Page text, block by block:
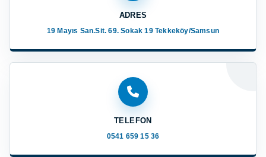
ADRES
19 Mayıs San.Sit. 69. Sokak 19 Tekkeköy/Samsun
TELEFON
0541 659 15 36